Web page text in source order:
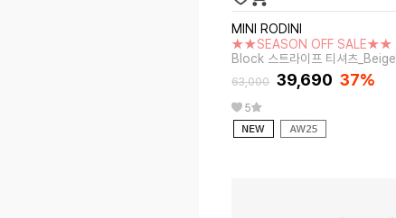
MINI RODINI
★★SEASON OFF SALE★★
Block 스트라이프 티셔츠_Beige
63,000 39,690 37%
5